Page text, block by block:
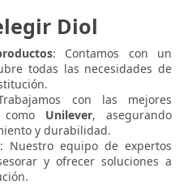
Diol
: Contamos con un
todas las necesidades de
con las mejores
Unilever, asegurando
y durabilidad.
: Nuestro equipo de expertos
y ofrecer soluciones a